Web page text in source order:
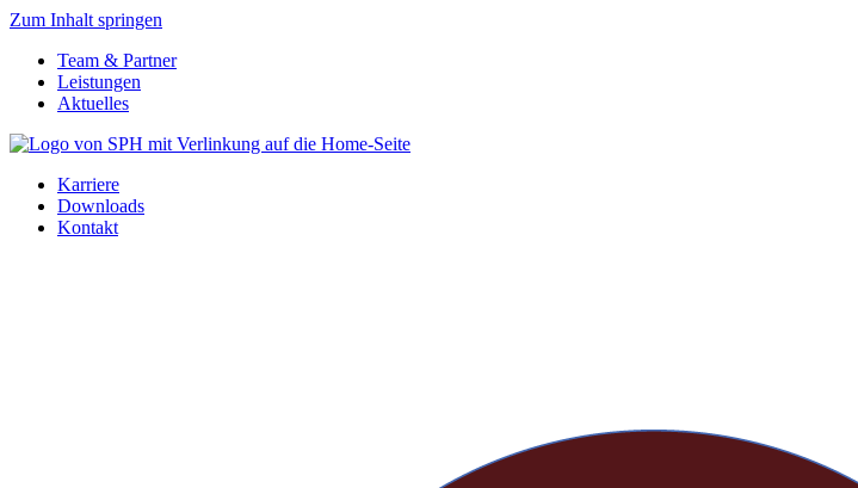
Zum Inhalt springen
Team & Partner
Leistungen
Aktuelles
Karriere
Downloads
Kontakt